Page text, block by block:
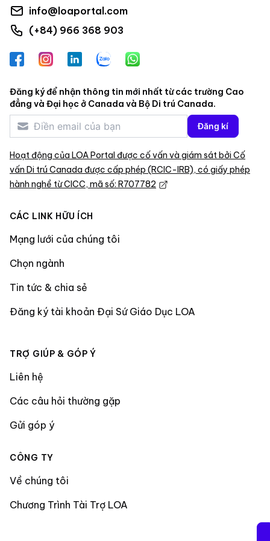
info@loaportal.com
(+84) 966 368 903
FacebookInstagramLinkedInZalo WhatsApp
Đăng ký để nhận thông tin mới nhất từ các trường Cao
đẳng và Đại học ở Canada và Bộ Di trú Canada.
Đăng kí
Hoạt động của LOA Portal được cố vấn và giám sát bởi Cố
vấn Di trú Canada được cấp phép (RCIC-IRB), có giấy phép
hành nghề từ CICC, mã số: R707782
CÁC LINK HỮU ÍCH
Mạng lưới của chúng tôi
Chọn ngành
Tin tức & chia sẻ
Đăng ký tài khoản Đại Sứ Giáo Dục LOA
TRỢ GIÚP & GÓP Ý
Liên hệ
Các câu hỏi thường gặp
Gửi góp ý
CÔNG TY
Về chúng tôi
Chương Trình Tài Trợ LOA